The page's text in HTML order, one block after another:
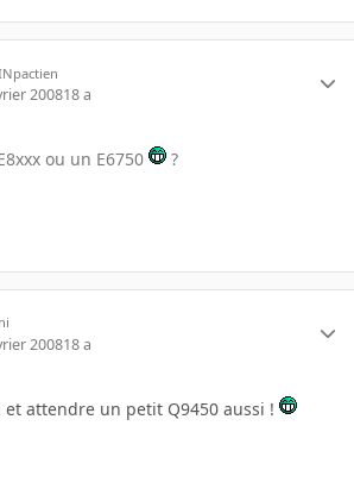
200818 a
ou un E6750
?
200818 a
attendre un petit Q9450 aussi !